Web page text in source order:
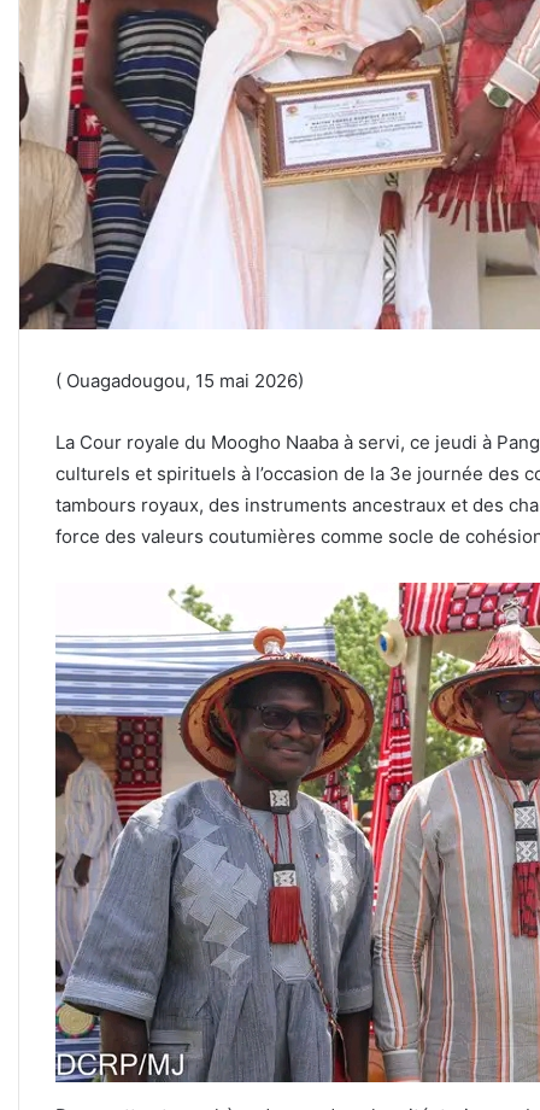
( Ouagadougou, 15 mai 2026)
La Cour royale du Moogho Naaba à servi, ce jeudi à
culturels et spirituels à l’occasion de la 3e journée des
tambours royaux, des instruments ancestraux et des
force des valeurs coutumières comme socle de